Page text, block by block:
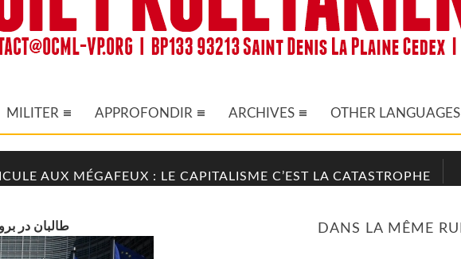
MILITER APPROFONDIR ARCHIVES OTHER LANGUAGES
AUX MÉGAFEUX : LE CAPITALISME C’EST LA CATASTROPHE
طالبان در DANS LA MÊME